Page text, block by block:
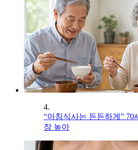
4.
“아침식사는 든든하게”
장 높아